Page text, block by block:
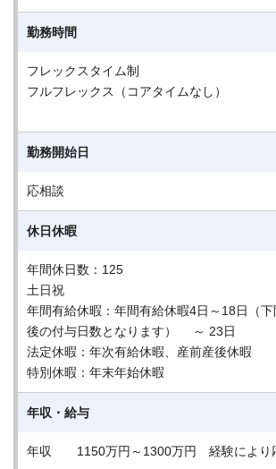
勤務時間
フレックスタイム制
フルフレックス（コアタイムなし）
勤務開始日
応相談
休日休暇
年間休日数：125
土日祝
年間有給休暇：年間有給休暇4日～18日（
後の付与日数となります） ～ 23日
法定休暇：年次有給休暇、産前産後休暇
特別休暇：年末年始休暇
年収・給与
年収 1150万円～1300万円 経験により